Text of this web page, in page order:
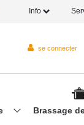
Info
se connecter
Brassage